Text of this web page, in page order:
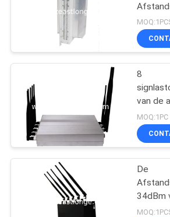
EEN
OFFERTE
AANVRAGEN
SITEMAP
PRIVACY
POLICY
Hoge
GPS-
8
van de
+3G
MOQ:1PC
De
34dBm
voor